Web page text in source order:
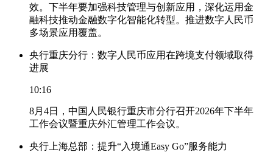
效。下半年要加强科技管理与创新应用，深化运用金
融科技推动金融数字化智能化转型。推进数字人民币
多场景应用覆盖。
央行重庆分行：数字人民币应用在跨境支付领域取得
进展
10:16
8月4日，中国人民银行重庆市分行召开2026年下半年
工作会议暨重庆外汇管理工作会议。
央行上海总部：提升“入境通Easy Go”服务能力